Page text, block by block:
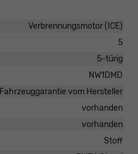
Verbrennungsmotor (ICE)
5
5-türig
NW1DMD
Fahrzeuggarantie vom Hersteller
vorhanden
vorhanden
Stoff